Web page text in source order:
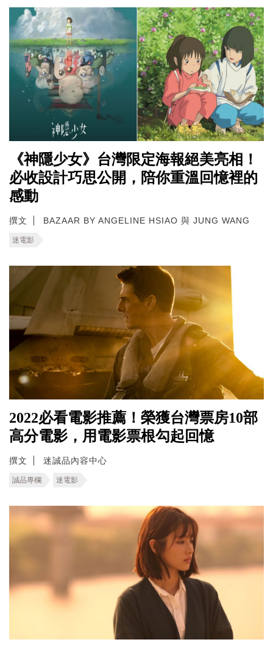
《神隱少女》台灣限定海報絕美亮相！
必收設計巧思公開，陪你重溫回憶裡的
感動
撰文 BAZAAR BY ANGELINE HSIAO 與 JUNG WANG
迷電影
2022必看電影推薦！榮獲台灣票房10部
高分電影，用電影票根勾起回憶
撰文 迷誠品內容中心
誠品專欄 迷電影